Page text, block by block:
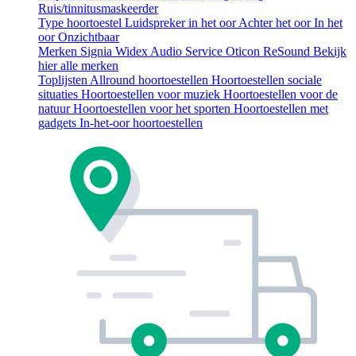
Ruis/tinnitusmaskeerder
Type hoortoestel Luidspreker in het oorAchter het oorIn het
oorOnzichtbaar
Merken Signia WidexAudio Service Oticon ReSound Bekijk
hier alle merken
ToplijstenAllround hoortoestellen Hoortoestellen sociale
situaties Hoortoestellen voor muziek Hoortoestellen voor de
natuurHoortoestellen voor het sporten Hoortoestellen met
gadgets In-het-oor hoortoestellen